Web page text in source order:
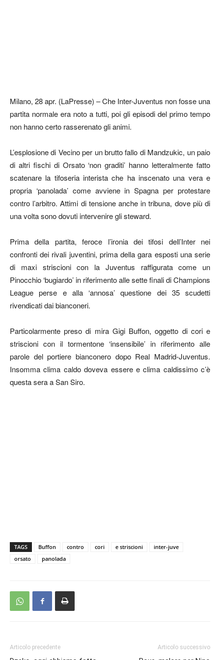
Milano, 28 apr. (LaPresse) – Che Inter-Juventus non fosse una
partita normale era noto a tutti, poi gli episodi del primo tempo
non hanno certo rasserenato gli animi.
L’esplosione di Vecino per un brutto fallo di Mandzukic, un paio
di altri fischi di Orsato ‘non graditi’ hanno letteralmente fatto
scatenare la tifoseria interista che ha inscenato una vera e
propria ‘panolada’ come avviene in Spagna per protestare
contro l’arbitro. Attimi di tensione anche in tribuna, dove più di
una volta sono dovuti intervenire gli steward.
Prima della partita, feroce l’ironia dei tifosi dell’Inter nei
confronti dei rivali juventini, prima della gara esposti una serie
di maxi striscioni con la Juventus raffigurata come un
Pinocchio ‘bugiardo’ in riferimento alle sette finali di Champions
League perse e alla ‘annosa’ questione dei 35 scudetti
rivendicati dai bianconeri.
Particolarmente preso di mira Gigi Buffon, oggetto di cori e
striscioni con il tormentone ‘insensibile’ in riferimento alle
parole del portiere bianconero dopo Real Madrid-Juventus.
Insomma clima caldo doveva essere e clima caldissimo c’è
questa sera a San Siro.
TAGS Buffon contro cori e striscioni
inter-juve
orsato
panolada
Articolo precedente Articolo successivo